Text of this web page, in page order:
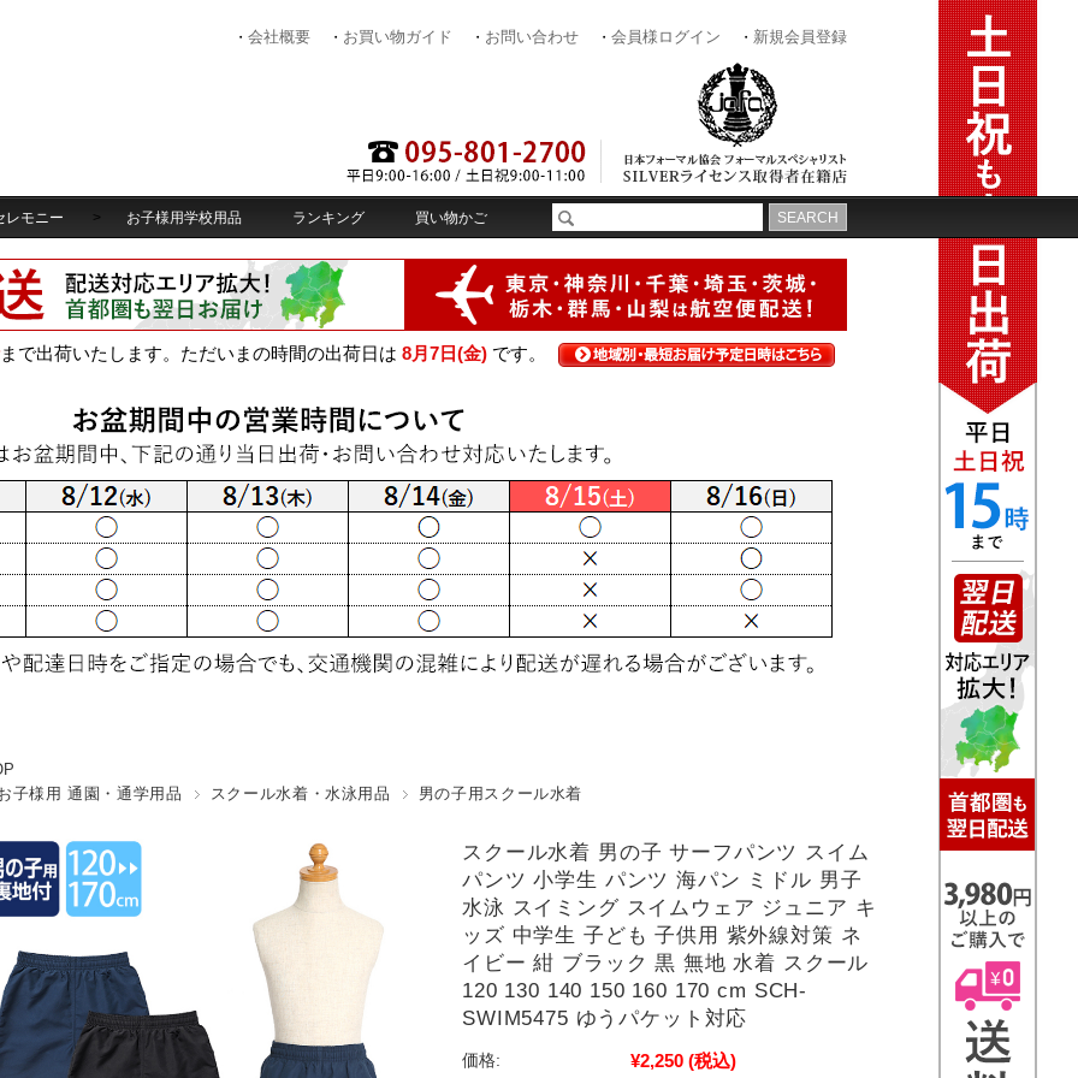
子様用 通園・通学用品
スクール水着・水泳用品 男の子用スクール水着
スクール水着 男の子 サーフパンツ スイム
パンツ 小学生 パンツ 海パン ミドル 男子
水泳 スイミング スイムウェア ジュニア キ
ッズ 中学生 子ども 子供用 紫外線対策 ネ
イビー 紺 ブラック 黒 無地 水着 スクール
120 130 140 150 160 170 cm SCH-
SWIM5475 ゆうパケット対応
価格: ¥2,250 (税込)